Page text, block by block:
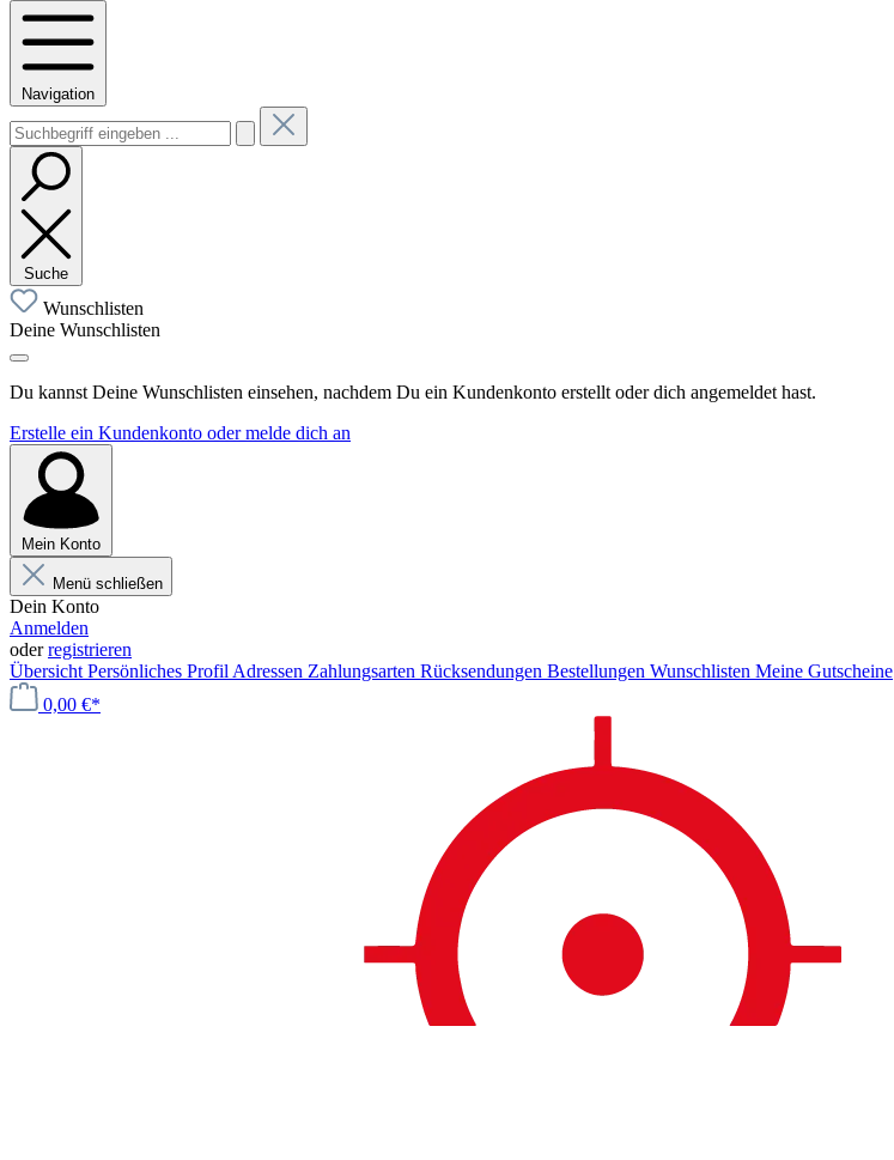
Navigation
Suche
Wunschlisten
Deine Wunschlisten
Du kannst Deine Wunschlisten einsehen, nachdem Du ein Kundenkonto erstellt oder dich angemeldet hast.
Erstelle ein Kundenkonto oder melde dich an
Mein Konto
Menü schließen
Dein Konto
Anmelden
oderregistrieren
Übersicht Persönliches Profil Adressen Zahlungsarten Rücksendungen Bestellungen Wunschlisten Meine Gutscheine
0,00 €*